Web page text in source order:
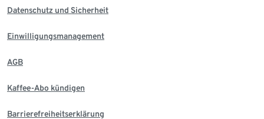
Datenschutz und Sicherheit
Einwilligungsmanagement
AGB
Kaffee-Abo kündigen
Barrierefreiheitserklärung